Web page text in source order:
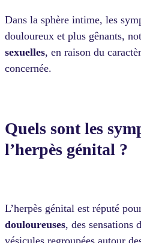
Dans la sphère intime, les
douloureux et plus gênants,
sexuelles, en raison du
concernée.
Quels sont les
l’herpès génital ?
L’herpès génital est réputé
douloureuses, des sensations
vésicules regroupées autour